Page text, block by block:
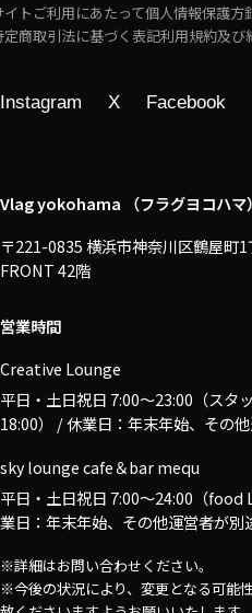
イトご利用にあたって個人情報保護方
定商取引法に基づく表記利用規約及び
Instagram X Facebook
Vlag yokohama （フラグヨコハマ）
〒221-0835 横浜市神奈川区鶴屋町
FRONT 42階
営業時間
Creative Lounge
平日・土日祝日 7:00〜23:00（スタ
18:00） / 休業日：年末年始、その
sky lounge cafe＆bar mequ
平日・土日祝日 7:00〜24:00（food
業日：年末年始、その他運営者が別
※詳細はお問い合わせください。
※今後の状況により、変更となる可能